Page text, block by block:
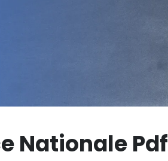
Nationale Pdf